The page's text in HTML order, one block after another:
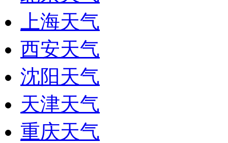
上海天气
西安天气
沈阳天气
天津天气
重庆天气